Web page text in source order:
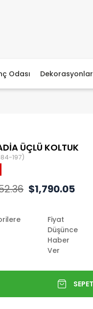
Odası Dekorasyonlar
ÜÇLÜ KOLTUK
197)
$1,790.05
Fiyat
Düşünce
Haber
Ver